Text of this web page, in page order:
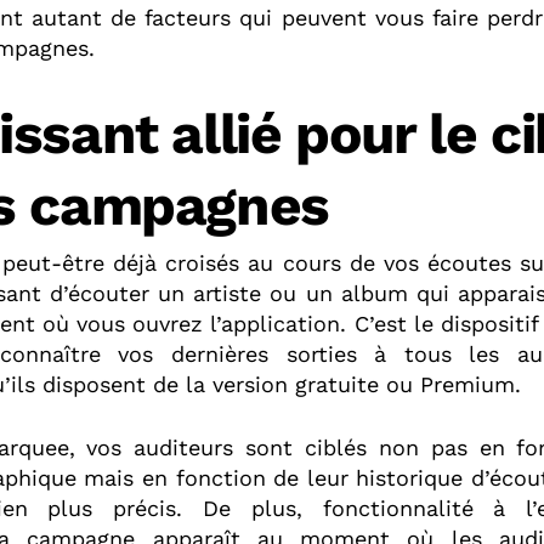
autant de facteurs qui peuvent vous faire
allié pour le
campagnes
être déjà croisés au cours de vos écoutes
d’écouter un artiste ou un album qui
où vous ouvrez l’application. C’est le dispositif
vos dernières sorties à tous les
disposent de la version gratuite ou Premium.
vos auditeurs sont ciblés non pas en
mais en fonction de leur historique
plus précis. De plus, fonctionnalité à
campagne apparaît au moment où les